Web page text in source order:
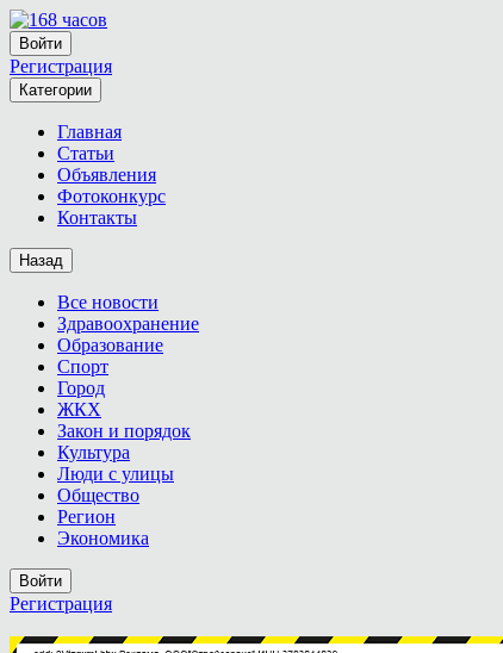
Войти
Регистрация
Категории
Главная
Статьи
Объявления
Фотоконкурс
Контакты
Назад
Все новости
Здравоохранение
Образование
Спорт
Город
ЖКХ
Закон и порядок
Культура
Люди с улицы
Общество
Регион
Экономика
Войти
Регистрация